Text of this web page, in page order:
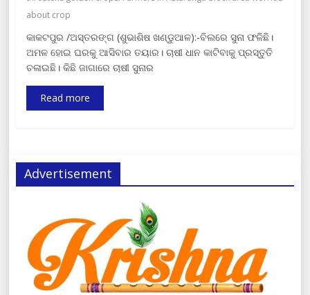
about crop
କାକଟପୁର /ଅସ୍ତରଙ୍ଗ (ଶୁଭାଶିଷ ଖଣ୍ଡୁଆଳ):-ବିଲରେ ସୁନା ଫଳିଛି।
ଅମଳ ହୋଇ ଘରକୁ ଆସିବାର ତୟାର। ଚାଷୀ ଧାନ କାଟିବାକୁ ପ୍ରସ୍ତୁତି
ଚଳାଇଛି। କିଛି ଜାଗାରେ ଚାଷୀ ସୁନାର
Read more
Advertisement